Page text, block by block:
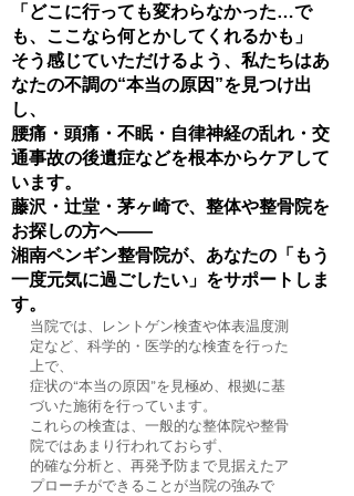
「どこに行っても変わらなかった…で
も、ここなら何とかしてくれるかも」
そう感じていただけるよう、私たちはあ
なたの不調の“本当の原因”を見つけ出
し、
腰痛・頭痛・不眠・自律神経の乱れ・交
通事故の後遺症などを根本からケアして
います。
藤沢・辻堂・茅ヶ崎で、整体や整骨院を
お探しの方へ――
湘南ペンギン整骨院が、あなたの「もう
一度元気に過ごしたい」をサポートしま
す。
当院では、レントゲン検査や体表温度測
定など、科学的・医学的な検査を行った
上で、
症状の“本当の原因”を見極め、根拠に基
づいた施術を行っています。
これらの検査は、一般的な整体院や整骨
院ではあまり行われておらず、
的確な分析と、再発予防まで見据えたア
プローチができることが当院の強みで